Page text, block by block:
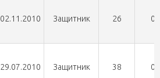
02.11.2010 Защитник 26 0
29.07.2010 Защитник 38 0